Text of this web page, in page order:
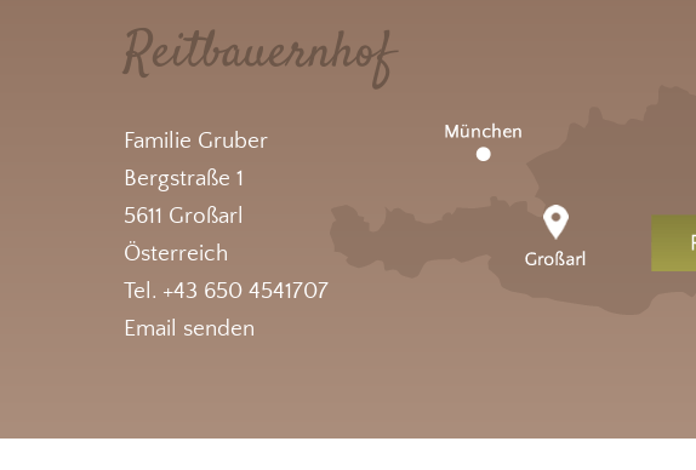
Reitbauernhof
Familie Gruber
Bergstraße 1
5611 Großarl
Österreich
Tel. +43 650 4541707
Email senden